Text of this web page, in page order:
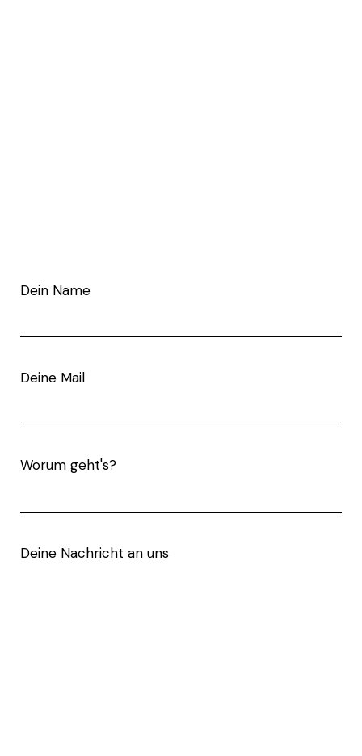
Dein Name
Deine Mail
Worum geht's?
Deine Nachricht an uns